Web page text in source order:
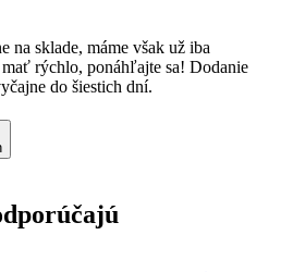
na sklade, máme však už iba
rýchlo, ponáhľajte sa! Dodanie
do šiestich dní.